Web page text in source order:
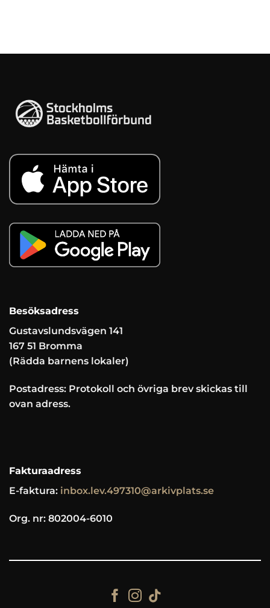
Besöksadress
Gustavslundsvägen 141
167 51 Bromma
(Rädda barnens lokaler)
Postadress: Protokoll och övriga brev skickas till
ovan adress.
Fakturaadress
E-faktura: inbox.lev.497310@arkivplats.se
Org. nr: 802004-6010